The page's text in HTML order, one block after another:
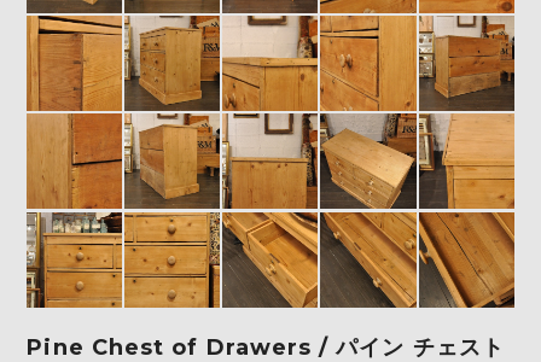
Pine Chest of Drawers / パイン チェスト